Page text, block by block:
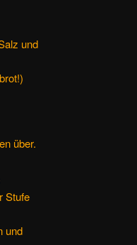
und
über.
Stufe
und